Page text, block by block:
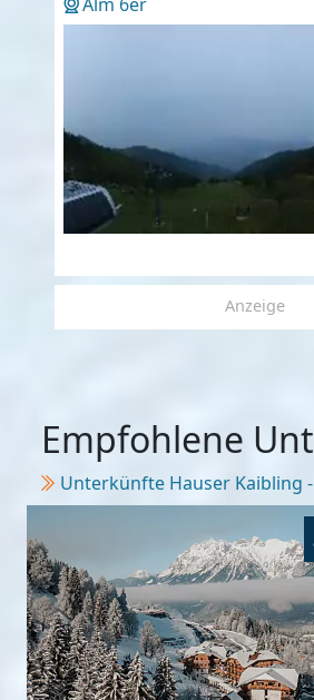
Alm 6er
Anzeige
Empfohlene
Unterkünfte Hauser Kaibling